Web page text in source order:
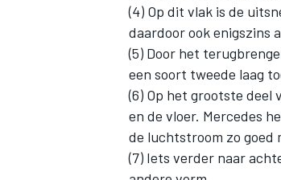
(4) Op dit vlak is de
daardoor ook enigszins
(5) Door het
een soort tweede laag
(6) Op het grootste deel
en de vloer. Mercedes
de luchtstroom zo goed
(7) Iets verder naar